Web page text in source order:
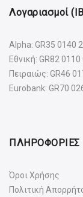
Λογαριασμοί
Alpha: GR35 0140
Εθνική: GR82
Πειραιώς: GR46
Eurobank: GR70
ΠΛΗΡΟΦΟΡΙΕΣ
Όροι Χρήσης
Πολιτική